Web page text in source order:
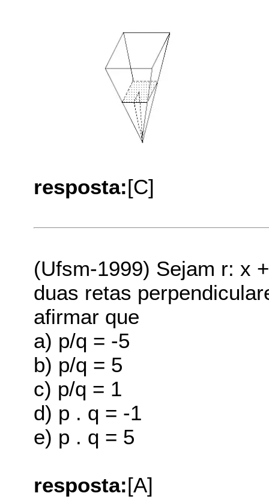
resposta:[C]
(Ufsm-1999) Sejam r: x
duas retas
afirmar que
a) p/q = -5
b) p/q = 5
c) p/q = 1
d) p . q = -1
e) p . q = 5
resposta:[A]